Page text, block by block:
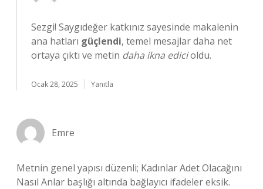
Sezgi! Saygıdeğer katkınız sayesinde makalenin
ana hatları güçlendi, temel mesajlar daha net
ortaya çıktı ve metin daha ikna edicioldu.
Ocak 28, 2025 Yanıtla
Emre
Metnin genel yapısı düzenli; Kadınlar Adet Olacağını
Nasıl Anlar başlığı altında bağlayıcı ifadeler eksik.